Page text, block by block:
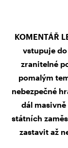
KOMENTÁŘ
vstupuje
zranitelné
pomalým
nebezpečné
dál
státních
zastavit až